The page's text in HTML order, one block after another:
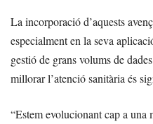
La incorporació d’aquests
especialment en la seva
gestió de grans volums de
millorar l’atenció sanitària és
“Estem evolucionant cap a una